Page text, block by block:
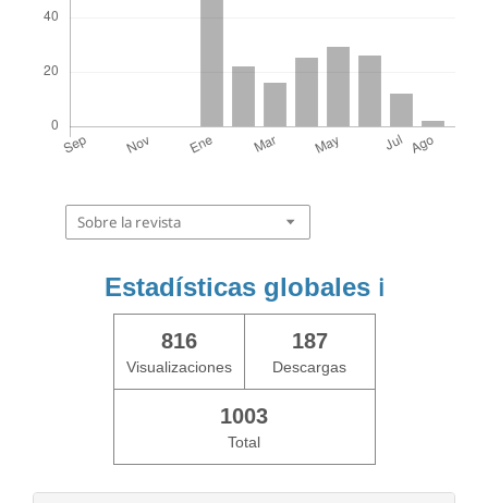
Sobre la revista
Estadísticas globales ℹ️
816
Visualizaciones
187
Descargas
1003
Total